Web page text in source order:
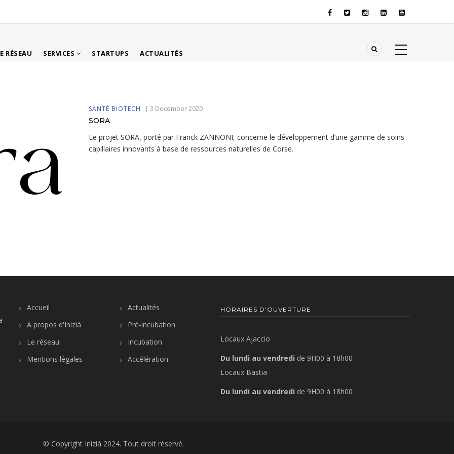
RÉSEAU SERVICES STARTUPS ACTUALITÉS
SANTÉ BIOTECH |3 December 2020
SORA
Le projet SORA, porté par Franck ZANNONI, concerne le développement d’une gamme de soins
capillaires innovants à base de ressources naturelles de Corse.
Accueil
A propos d'Inizià
Le réseau
Mentions légales
Actualités
Pré-incubation
Incubation
Accélération
HORAIRES D'OUVERTURE
Locaux Ajaccio
Du lundi au vendredi de 9H00 à 18h00
Locaux Bastia
Du lundi au vendredi de 9H00 à 18h00
© Copyright Inizià 2024. Tout droit réservé.